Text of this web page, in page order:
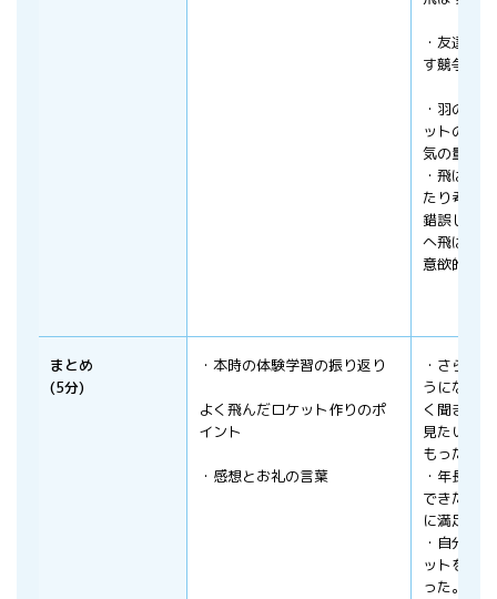
・友達と
す競争を
・羽の付
ットの膨
気の量）
・飛ばし
たり考え
錯誤しな
へ飛ばそ
意欲的に
まとめ
(5分)
・本時の体験学習の振り返り
よく飛んだロケット作りのポ
イント
・感想とお礼の言葉
・さらに
うになる
く聞き、
見たいと
もった。
・年長児
できたロ
に満足し
・自分の
ットを大
った。